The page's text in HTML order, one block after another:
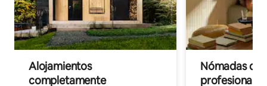
Alojamientos
completamente
Nómadas